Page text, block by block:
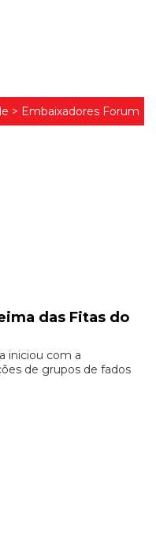
> Embaixadores Forum
das Fitas do
iniciou com a
de grupos de fados